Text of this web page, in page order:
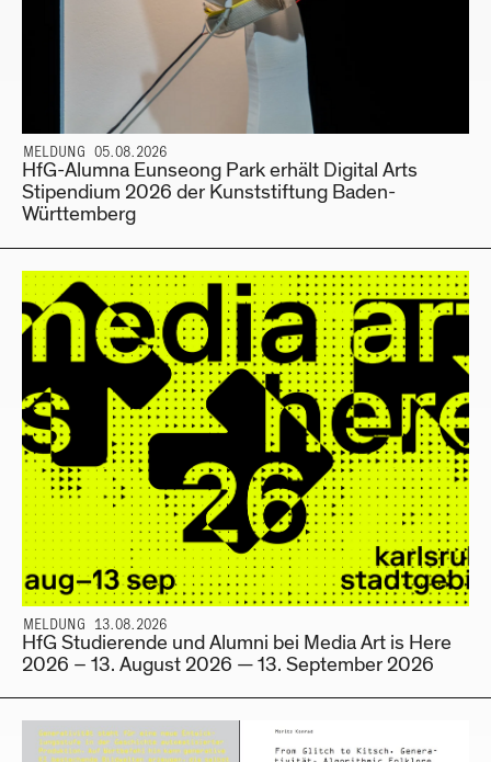
MELDUNG 05.08.2026
HfG-Alumna Eunseong Park erhält Digital Arts
Stipendium 2026 der Kunststiftung Baden-
Württemberg
MELDUNG 13.08.2026
HfG Studierende und Alumni bei Media Art is Here
2026 – 13. August 2026 — 13. September 2026